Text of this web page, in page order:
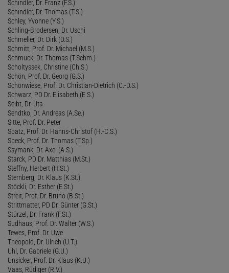
Schindler, Dr. Franz (F.S.)
Schindler, Dr. Thomas (T.S.)
Schley, Yvonne (Y.S.)
Schling-Brodersen, Dr. Uschi
Schmeller, Dr. Dirk (D.S.)
Schmitt, Prof. Dr. Michael (M.S.)
Schmuck, Dr. Thomas (T.Schm.)
Scholtyssek, Christine (Ch.S.)
Schön, Prof. Dr. Georg (G.S.)
Schönwiese, Prof. Dr. Christian-Dietrich (C.-D.S.)
Schwarz, PD Dr. Elisabeth (E.S.)
Seibt, Dr. Uta
Sendtko, Dr. Andreas (A.Se.)
Sitte, Prof. Dr. Peter
Spatz, Prof. Dr. Hanns-Christof (H.-C.S.)
Speck, Prof. Dr. Thomas (T.Sp.)
Ssymank, Dr. Axel (A.S.)
Starck, PD Dr. Matthias (M.St.)
Steffny, Herbert (H.St.)
Sternberg, Dr. Klaus (K.St.)
Stöckli, Dr. Esther (E.St.)
Streit, Prof. Dr. Bruno (B.St.)
Strittmatter, PD Dr. Günter (G.St.)
Stürzel, Dr. Frank (F.St.)
Sudhaus, Prof. Dr. Walter (W.S.)
Tewes, Prof. Dr. Uwe
Theopold, Dr. Ulrich (U.T.)
Uhl, Dr. Gabriele (G.U.)
Unsicker, Prof. Dr. Klaus (K.U.)
Vaas, Rüdiger (R.V.)